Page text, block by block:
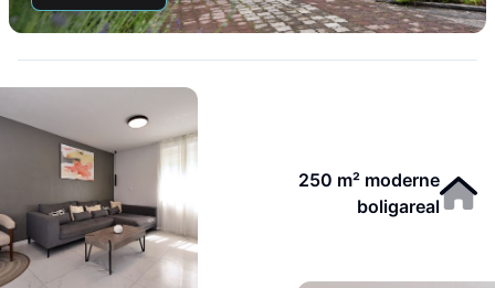
250 m² moderne
boligareal